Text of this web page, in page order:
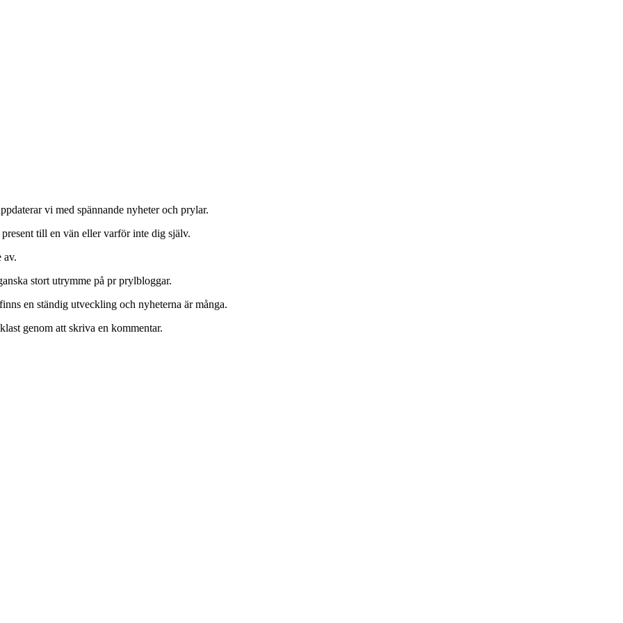
vi med spännande nyheter och prylar.
till en vän eller varför inte dig själv.
av.
stort utrymme på pr prylbloggar.
en ständig utveckling och nyheterna är många.
genom att skriva en kommentar.